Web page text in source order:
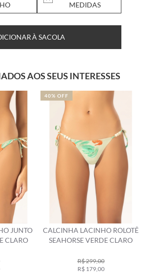
MEDIDAS
À SACOLA
AOS SEUS INTERESSES
JUNTO
CLARO
CALCINHA LACINHO ROLOTÊ
SEAHORSE VERDE CLARO
R$ 299,00
R$ 179,00
40% OFF